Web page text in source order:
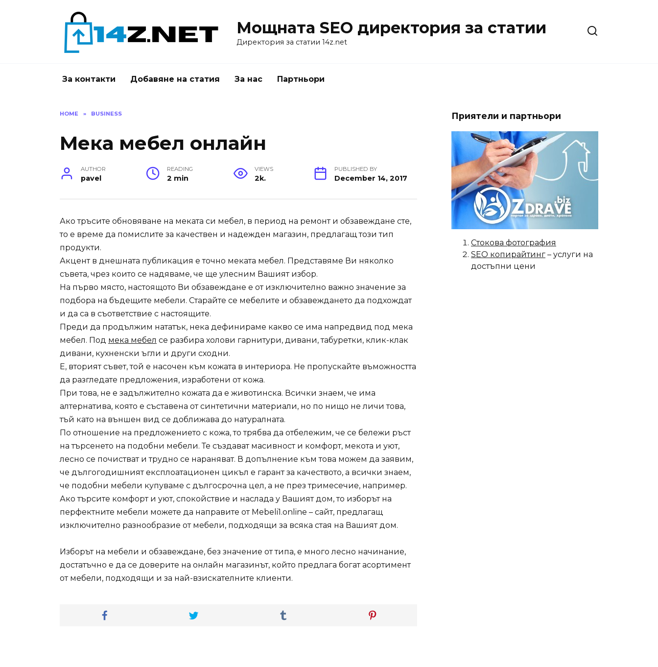
Мощната SEO директория за статии
Директория за статии 14z.net
За контакти Добавяне на статия За нас Партньори
HOME » BUSINESS
Мека мебел онлайн
AUTHOR
pavel
READING
2 min
VIEWS
2k.
PUBLISHED BY
December 14, 2017
Ако тръсите обновяване на меката си мебел, в период на ремонт и обзавеждане сте,
то е време да помислите за качествен и надежден магазин, предлагащ този тип
продукти.
Акцент в днешната публикация е точно меката мебел. Представяме Ви няколко
съвета, чрез които се надяваме, че ще улесним Вашият избор.
На първо място, настоящото Ви обзавеждане е от изключително важно значение за
подбора на бъдещите мебели. Старайте се мебелите и обзавеждането да подхождат
и да са в съответствие с настоящите.
Преди да продължим нататък, нека дефинираме какво се има напредвид под мека
мебел. Под мека мебел се разбира холови гарнитури, дивани, табуретки, клик-клак
дивани, кухненски ъгли и други сходни.
Е, вторият съвет, той е насочен към кожата в интериора. Не пропускайте въможността
да разгледате предложения, изработени от кожа.
При това, не е задължително кожата да е животинска. Всички знаем, че има
алтернатива, която е съставена от синтетични материали, но по нищо не личи това,
тъй като на външен вид се доближава до натуралната.
По отношение на предложението с кожа, то трябва да отбележим, че се бележи ръст
на търсенето на подобни мебели. Те създават масивност и комфорт, мекота и уют,
лесно се почистват и трудно се нараняват. В допълнение към това можем да заявим,
че дългогодишният експлоатационен цикъл е гарант за качеството, а всички знаем,
че подобни мебели купуваме с дългосрочна цел, а не през тримесечие, например.
Ако търсите комфорт и уют, спокойствие и наслада у Вашият дом, то изборът на
перфектните мебели можете да направите от Mebeli1.online – сайт, предлагащ
изключително разнообразие от мебели, подходящи за всяка стая на Вашият дом.
Изборът на мебели и обзавеждане, без значение от типа, е много лесно начинание,
достатъчно е да се доверите на онлайн магазинът, който предлага богат асортимент
от мебели, подходящи и за най-взискателните клиенти.
Приятели и партньори
Стокова фотография
SEO копирайтинг – услуги на
достъпни цени